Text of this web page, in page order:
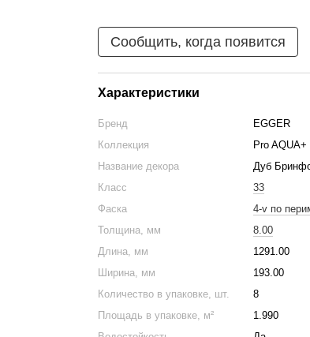
Сообщить, когда появится
Характеристики
Бренд
EGGER
Коллекция
Pro
Название декора
Дуб
Класс
33
Фаска
4-v по
Толщина, мм
8.00
Длина, мм
1291.00
Ширина, мм
193.00
Количество в упаковке, шт.
8
Площадь в упаковке, м²
1.990